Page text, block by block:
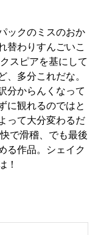
ックのミスのおか
替わりすんごいこ
スピアを基にして
、多分これだな。
分からんくなって
に観れるのではと
って大分変わるだ
で滑稽、でも最後
る作品。シェイク
！